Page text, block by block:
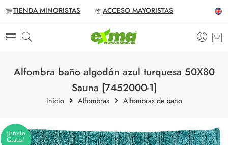
TIENDA MINORISTAS ACCESO MAYORISTAS
Alfombra baño algodón azul turquesa 50X80
Sauna [7452000-1]
Inicio Alfombras Alfombras de baño
¡Envío
Gratis!